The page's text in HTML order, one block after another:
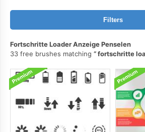
Filters
Fortschritte Loader Anzeige Penselen
33 free brushes matching
fortschritte